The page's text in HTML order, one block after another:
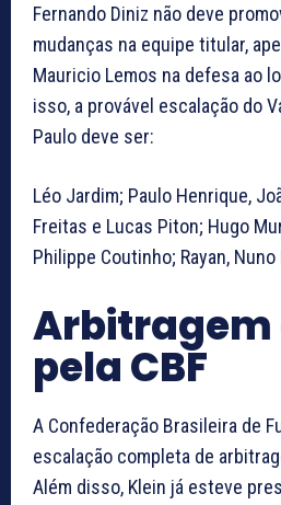
Fernando Diniz não deve
mudanças na equipe titular,
Mauricio Lemos na defesa ao
isso, a provável escalação do
Paulo deve ser:
Léo Jardim; Paulo Henrique,
Freitas e Lucas Piton; Hugo
Philippe Coutinho; Rayan,
pela CBF
A Confederação Brasileira de
escalação completa de
Além disso, Klein já esteve